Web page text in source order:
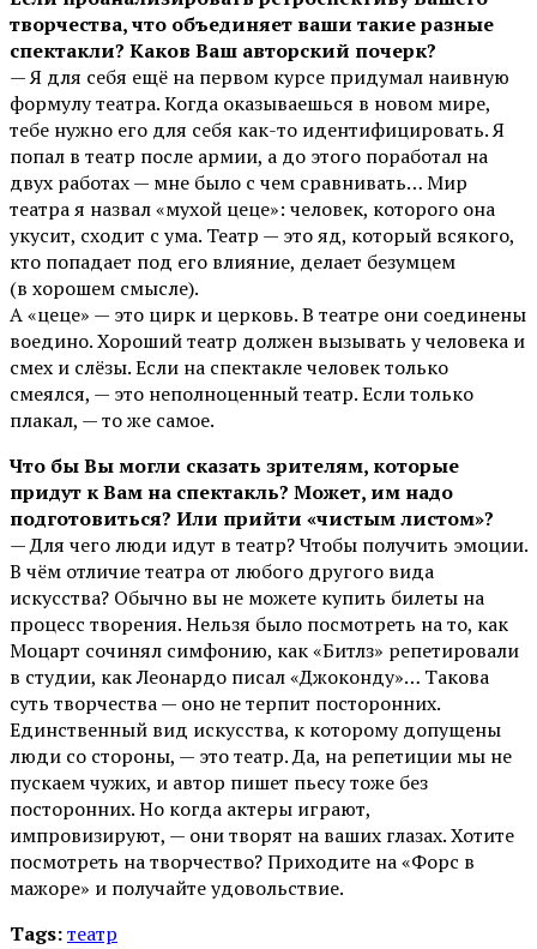
творчества, что объединяет ваши такие разные
спектакли? Каков Ваш авторский почерк?
— Я для себя ещё на первом курсе придумал наивную
формулу театра. Когда оказываешься в новом мире,
тебе нужно его для себя как-то идентифицировать. Я
попал в театр после армии, а до этого поработал на
двух работах — мне было с чем сравнивать… Мир
театра я назвал «мухой цеце»: человек, которого она
укусит, сходит с ума. Театр — это яд, который всякого,
кто попадает под его влияние, делает безумцем
(в хорошем смысле).
А «цеце» — это цирк и церковь. В театре они соединены
воедино. Хороший театр должен вызывать у человека и
смех и слёзы. Если на спектакле человек только
смеялся, — это неполноценный театр. Если только
плакал, — то же самое.
Что бы Вы могли сказать зрителям, которые
придут к Вам на спектакль? Может, им надо
подготовиться? Или прийти «чистым листом»?
— Для чего люди идут в театр? Чтобы получить эмоции.
В чём отличие театра от любого другого вида
искусства? Обычно вы не можете купить билеты на
процесс творения. Нельзя было посмотреть на то, как
Моцарт сочинял симфонию, как «Битлз» репетировали
в студии, как Леонардо писал «Джоконду»… Такова
суть творчества — оно не терпит посторонних.
Единственный вид искусства, к которому допущены
люди со стороны, — это театр. Да, на репетиции мы не
пускаем чужих, и автор пишет пьесу тоже без
посторонних. Но когда актеры играют,
импровизируют, — они творят на ваших глазах. Хотите
посмотреть на творчество? Приходите на «Форс в
мажоре» и получайте удовольствие.
Tags:театр